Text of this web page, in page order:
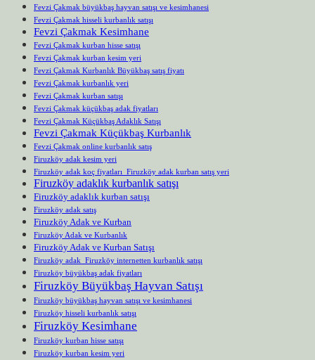
Fevzi Çakmak büyükbaş hayvan satışı ve kesimhanesi
Fevzi Çakmak hisseli kurbanlık satışı
Fevzi Çakmak Kesimhane
Fevzi Çakmak kurban hisse satışı
Fevzi Çakmak kurban kesim yeri
Fevzi Çakmak Kurbanlık Büyükbaş satış fiyatı
Fevzi Çakmak kurbanlık yeri
Fevzi Çakmak kurban satışı
Fevzi Çakmak küçükbaş adak fiyatları
Fevzi Çakmak Küçükbaş Adaklık Satışı
Fevzi Çakmak Küçükbaş Kurbanlık
Fevzi Çakmak online kurbanlık satış
Firuzköy adak kesim yeri
Firuzköy adak koç fiyatları Firuzköy adak kurban satış yeri
Firuzköy adaklık kurbanlık satışı
Firuzköy adaklık kurban satışı
Firuzköy adak satış
Firuzköy Adak ve Kurban
Firuzköy Adak ve Kurbanlık
Firuzköy Adak ve Kurban Satışı
Firuzköy adak Firuzköy internetten kurbanlık satışı
Firuzköy büyükbaş adak fiyatları
Firuzköy Büyükbaş Hayvan Satışı
Firuzköy büyükbaş hayvan satışı ve kesimhanesi
Firuzköy hisseli kurbanlık satışı
Firuzköy Kesimhane
Firuzköy kurban hisse satışı
Firuzköy kurban kesim yeri